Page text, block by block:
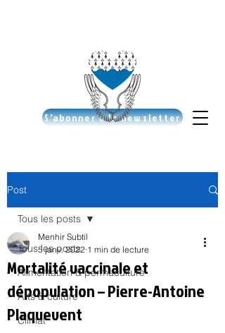
S'abonner à la newsletter
Post
Tous les posts
Alimentation & permaculture
Arts & culture
Climat
Tous les posts
Mortalité vaccinale et
dépopulation – Pierre-Antoine
Plaquevent
Menhir Subtil
5 janv. 2022 1 min de lecture